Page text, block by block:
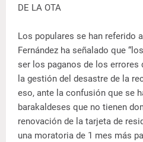
DE LA OTA
Los populares se han referido
Fernández ha señalado que
ser los paganos de los errores
la gestión del desastre de la
eso, ante la confusión que se
barakaldeses que no tienen
renovación de la tarjeta de
una moratoria de 1 mes más